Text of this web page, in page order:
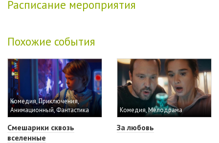
Расписание мероприятия
Похожие события
Комедия, Приключения,
Анимационный, Фантастика
Смешарики сквозь
вселенные
Комедия, Мелодрама
За любовь